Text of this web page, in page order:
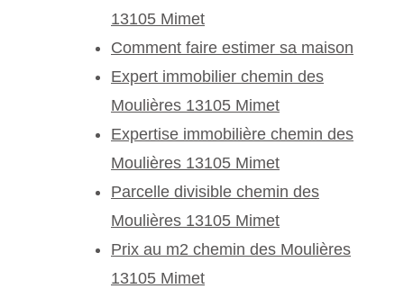
13105 Mimet
Comment faire estimer sa maison
Expert immobilier chemin des
Moulières 13105 Mimet
Expertise immobilière chemin des
Moulières 13105 Mimet
Parcelle divisible chemin des
Moulières 13105 Mimet
Prix au m2 chemin des Moulières
13105 Mimet